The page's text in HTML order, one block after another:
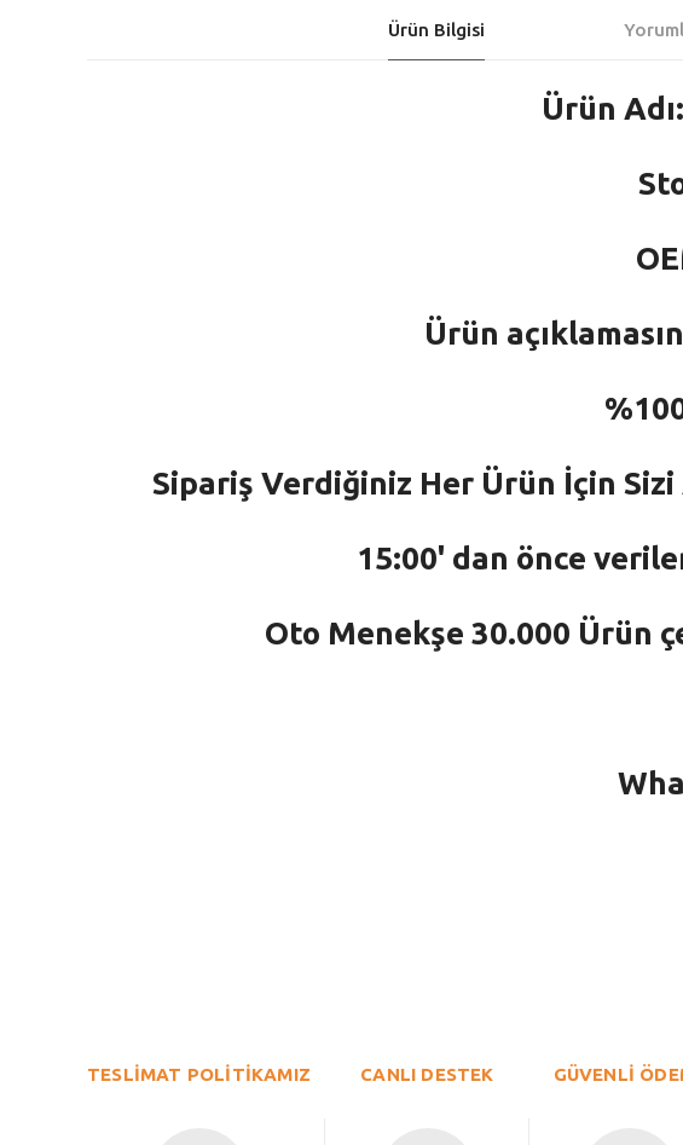
Ürün Bilgisi
Ürün
Ürün
Sipariş Verdiğiniz Her Ürün İçin
15:00' dan önce
Oto Menekşe 30.000 Ürün
Ürün açıklamasında eksik bilgiler bulunuyor.
TESLİMAT POLİTİKAMIZ CANLI DESTEK GÜVENLİ